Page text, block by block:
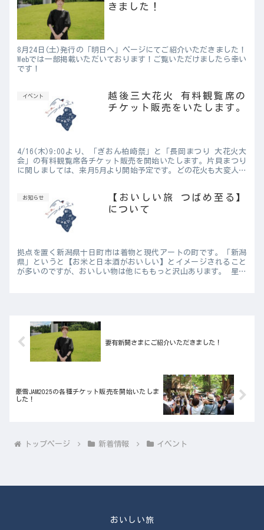
きました！
8月24日(土)発行の「明日へ」ページにてご紹介いただきました！
Webでは一部掲載いただいております！ご覧いただけましたら幸い
です！
イベント
越後三大花火 有料観覧席の
チケット販売をいたします。
4/16(木)9:00より、「ぎおん柏崎祭」と「長岡まつり 大花火大
会」の有料観覧席各チケット販売を開始いたします。片貝まつり
に関しましては、来月5月より開始予定です。どの花火も大変人気
お知らせ
【おいしい旅 つばめ至る】
について
拠点を置く新潟県十日町市は着物と現代アートの町です。「新潟
県」というと【お米と日本酒がおいしい】とイメージされること
が多いのですが、おいしい物は他にももっと沢山あります。 星峠
妻有新聞さまにご紹介いただきました！
豪雪JAM2025の各種チケット販売を開始いたしま
した！
トップページ 新着情報 イベント
おいしい旅